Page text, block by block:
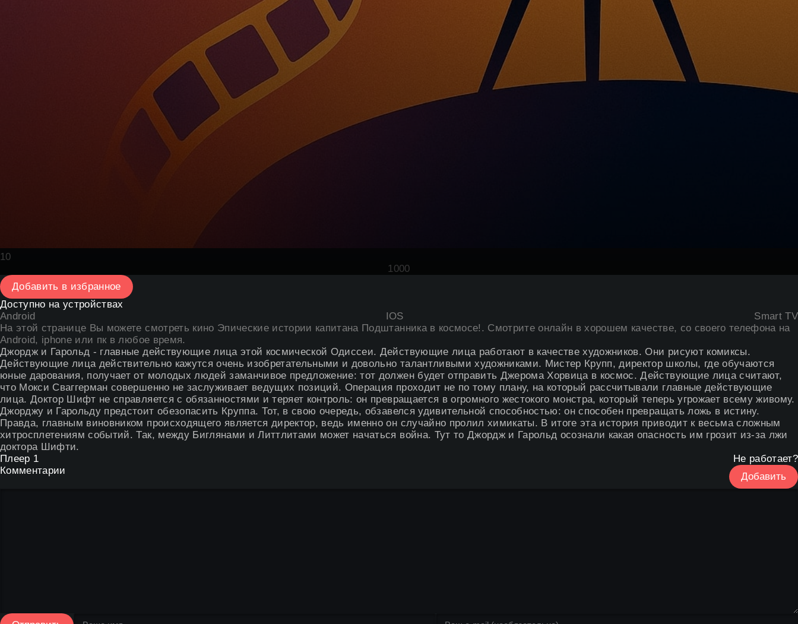
10
1000
Добавить в избранное
Доступно на устройствах
Android
IOS
Smart TV
На этой странице Вы можетесмотреть кино Эпические истории капитана Подштанника в космосе!. Смотрите онлайн в хорошем качестве, со своего телефона на
Android, iphone или пк в любое время.
Джордж и Гарольд - главные действующие лица этой космической Одиссеи. Действующие лица работают в качестве художников. Они рисуют комиксы.
Действующие лица действительно кажутся очень изобретательными и довольно талантливыми художниками. Мистер Крупп, директор школы, где обучаются
юные дарования, получает от молодых людей заманчивое предложение: тот должен будет отправить Джерома Хорвица в космос. Действующие лица считают,
что Мокси Сваггерман совершенно не заслуживает ведущих позиций. Операция проходит не по тому плану, на который рассчитывали главные действующие
лица. Доктор Шифт не справляется с обязанностями и теряет контроль: он превращается в огромного жестокого монстра, который теперь угрожает всему живому.
Джорджу и Гарольду предстоит обезопасить Круппа. Тот, в свою очередь, обзавелся удивительной способностью: он способен превращать ложь в истину.
Правда, главным виновником происходящего является директор, ведь именно он случайно пролил химикаты. В итоге эта история приводит к весьма сложным
хитросплетениям событий. Так, между Биглянами и Литтлитами может начаться война. Тут то Джордж и Гарольд осознали какая опасность им грозит из-за лжи
доктора Шифти.
Плеер 1
Не работает?
Комментарии
Добавить